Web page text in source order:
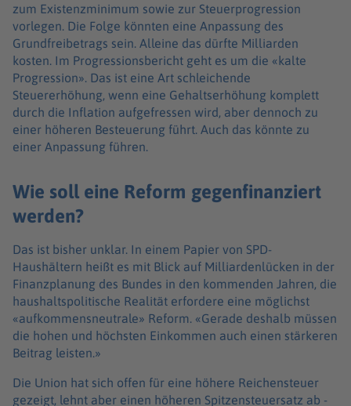
zum Existenzminimum sowie zur Steuerprogression
vorlegen. Die Folge könnten eine Anpassung des
Grundfreibetrags sein. Alleine das dürfte Milliarden
kosten. Im Progressionsbericht geht es um die «kalte
Progression». Das ist eine Art schleichende
Steuererhöhung, wenn eine Gehaltserhöhung komplett
durch die Inflation aufgefressen wird, aber dennoch zu
einer höheren Besteuerung führt. Auch das könnte zu
einer Anpassung führen.
Wie soll eine Reform gegenfinanziert
werden?
Das ist bisher unklar. In einem Papier von SPD-
Haushältern heißt es mit Blick auf Milliardenlücken in der
Finanzplanung des Bundes in den kommenden Jahren, die
haushaltspolitische Realität erfordere eine möglichst
«aufkommensneutrale» Reform. «Gerade deshalb müssen
die hohen und höchsten Einkommen auch einen stärkeren
Beitrag leisten.»
Die Union hat sich offen für eine höhere Reichensteuer
gezeigt, lehnt aber einen höheren Spitzensteuersatz ab -